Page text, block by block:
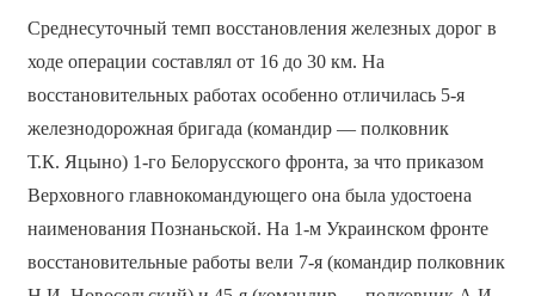
Среднесуточный темп восстановления железных дорог в
ходе операции составлял от 16 до 30 км. На
восстановительных работах особенно отличилась 5-я
железнодорожная бригада (командир — полковник
Т.К. Яцыно) 1-го Белорусского фронта, за что приказом
Верховного главнокомандующего она была удостоена
наименования Познаньской. На 1-м Украинском фронте
восстановительные работы вели 7-я (командир полковник